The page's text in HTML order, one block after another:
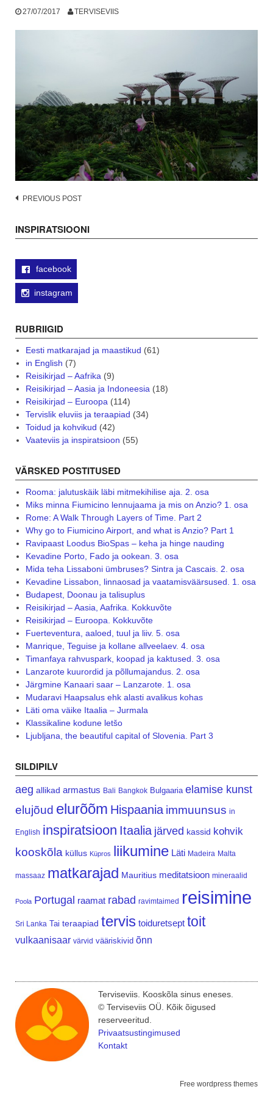
27/07/2017 TERVISEVIIS
Post
PREVIOUS POST
INSPIRATSIOONI
facebook
instagram
RUBRIIGID
Eesti matkarajad ja maastikud (61)
in English (7)
Reisikirjad – Aafrika(9)
Reisikirjad – Aasia ja Indoneesia(18)
Reisikirjad – Euroopa(114)
Tervislik eluviis ja teraapiad (34)
Toidud ja kohvikud (42)
Vaateviis ja inspiratsioon (55)
VÄRSKED POSTITUSED
Rooma: jalutuskäik läbi mitmekihilise aja. 2. osa
Miks minna Fiumicino lennujaama ja mis on Anzio? 1. osa
Rome: A Walk Through Layers of Time. Part 2
Why go to Fiumicino Airport, and what is Anzio? Part 1
Ravipaast Loodus BioSpas – keha ja hinge nauding
Kevadine Porto, Fado ja ookean. 3. osa
Mida teha Lissaboni ümbruses? Sintra ja Cascais. 2. osa
Kevadine Lissabon, linnaosad ja vaatamisväärsused. 1. osa
Budapest, Doonau ja talisuplus
Reisikirjad – Aasia, Aafrika. Kokkuvõte
Reisikirjad – Euroopa. Kokkuvõte
Fuerteventura, aaloed, tuul ja liiv. 5. osa
Manrique, Teguise ja kollane allveelaev. 4. osa
Timanfaya rahvuspark, koopad ja kaktused. 3. osa
Lanzarote kuurordid ja põllumajandus. 2. osa
Järgmine Kanaari saar – Lanzarote. 1. osa
Mudaravi Haapsalus ehk alasti avalikus kohas
Läti oma väike Itaalia – Jurmala
Klassikaline kodune letšo
Ljubljana, the beautiful capital of Slovenia. Part 3
SILDIPILV
aeg allikad armastus Bali Bangkok Bulgaaria elamise kunst
elujõud elurõõm Hispaania immuunsus in
English inspiratsioon Itaalia järved kassid kohvik
kooskõla küllus Küpros liikumine Läti Madeira Malta
massaaz matkarajad Mauritius meditatsioon mineraalid
Poola Portugal raamat rabad ravimtaimed reisimine
Sri Lanka Tai teraapiad tervis toiduretsept toit
vulkaanisaar värvid vääriskivid õnn
Terviseviis. Kooskõla sinus eneses.
© Terviseviis OÜ. Kõik õigused
reserveeritud.
Privaatsustingimused
Kontakt
Free wordpress themes